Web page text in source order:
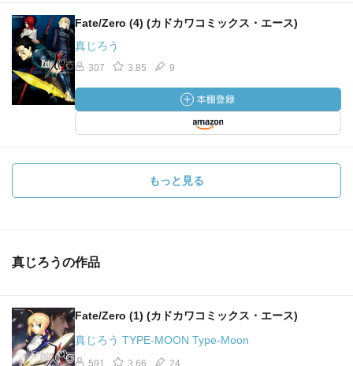
Fate/Zero (4) (カドカワコミックス・エース)
真じろう
307 3.85 9
もっと見る
真じろうの作品
Fate/Zero (1) (カドカワコミックス・エース)
真じろう TYPE-MOON Type-Moon
591 3.66 24